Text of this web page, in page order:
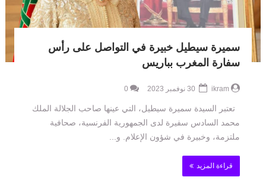
سميرة سيطيل خبيرة في التواصل على رأس
سفارة المغرب بباريس
ikram
0
تعتبر السيدة سميرة سيطيل، التي عينها صاحب الجلالة الملك
محمد السادس سفيرة لدى الجمهورية الفرنسية، صحافية
ملتزمة، وخبيرة في شؤون الإعلام. و...
قراءة المزيد